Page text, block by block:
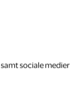
sociale medier